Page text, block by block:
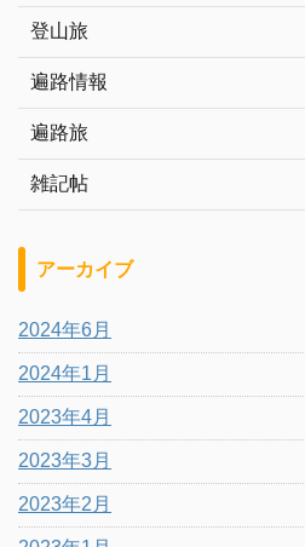
登山旅
遍路情報
遍路旅
雑記帖
アーカイブ
2024年6月
2024年1月
2023年4月
2023年3月
2023年2月